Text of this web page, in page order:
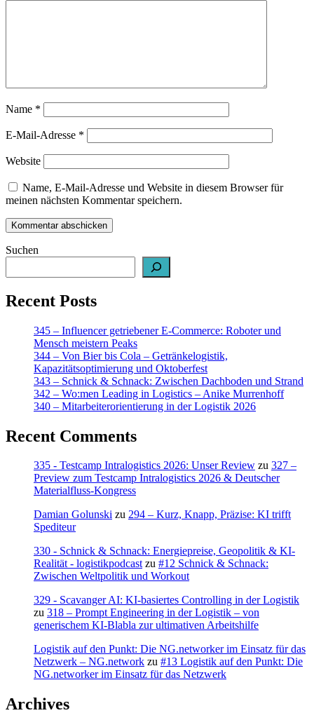
Name *
E-Mail-Adresse *
Website
Name, E-Mail-Adresse und Website in diesem Browser für
meinen nächsten Kommentar speichern.
Suchen
Recent Posts
345 – Influencer getriebener E-Commerce: Roboter und
Mensch meistern Peaks
344 – Von Bier bis Cola – Getränkelogistik,
Kapazitätsoptimierung und Oktoberfest
343 – Schnick & Schnack: Zwischen Dachboden und Strand
342 – Wo:men Leading in Logistics – Anike Murrenhoff
340 – Mitarbeiterorientierung in der Logistik 2026
Recent Comments
335 - Testcamp Intralogistics 2026: Unser Review zu 327 –
Preview zum Testcamp Intralogistics 2026 & Deutscher
Materialfluss-Kongress
Damian Golunski zu 294 – Kurz, Knapp, Präzise: KI trifft
Spediteur
330 - Schnick & Schnack: Energiepreise, Geopolitik & KI-
Realität - logistikpodcastzu #12 Schnick & Schnack:
Zwischen Weltpolitik und Workout
329 - Scavanger AI: KI-basiertes Controlling in der Logistik
zu 318 – Prompt Engineering in der Logistik – von
generischem KI-Blabla zur ultimativen Arbeitshilfe
Logistik auf den Punkt: Die NG.networker im Einsatz für das
Netzwerk – NG.network zu #13 Logistik auf den Punkt: Die
NG.networker im Einsatz für das Netzwerk
Archives